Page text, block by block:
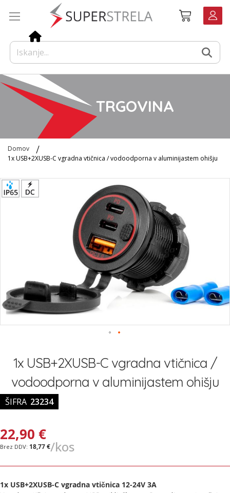
Košarica
TRGOVINA
Domov
1x USB+2XUSB-C vgradna vtičnica / vodoodporna v aluminijastem ohišju
Preskoči
na
začetek1x USB+2XUSB-C vgradna vtičnica /
vodoodporna v aluminijastem ohišju
ŠIFRA 23234
22,90 €
18,77 €/kos
1x USB+2XUSB-C vgradna vtičnica 12-24V 3A